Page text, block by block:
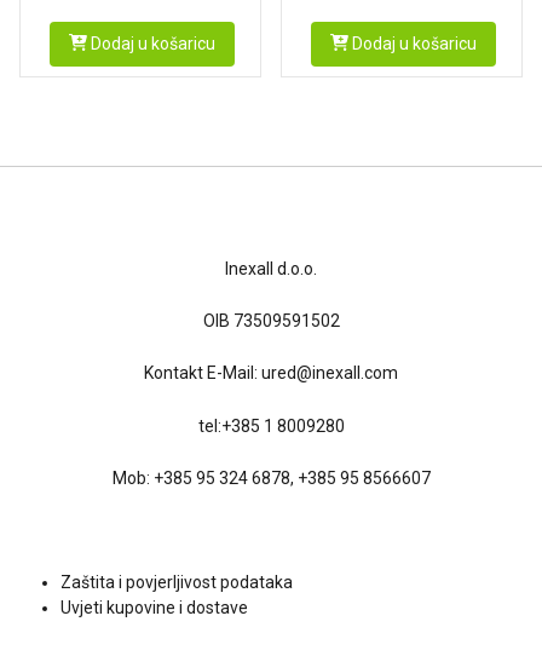
Dodaj u košaricu Dodaj u košaricu
Inexall d.o.o.
OIB 73509591502
Kontakt E-Mail: ured@inexall.com
tel:+385 1 8009280
Mob: +385 95 324 6878, +385 95 8566607
Zaštita i povjerljivost podataka
Uvjeti kupovine i dostave